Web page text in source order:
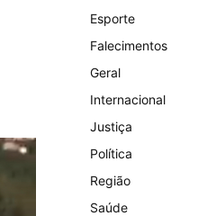
Esporte
Falecimentos
Geral
Internacional
Justiça
Política
Região
Saúde